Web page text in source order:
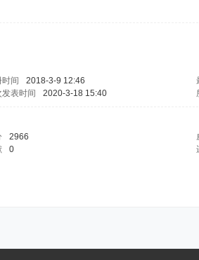
间 2018-3-9 12:46
表时间 2020-3-18 15:40
2966
0